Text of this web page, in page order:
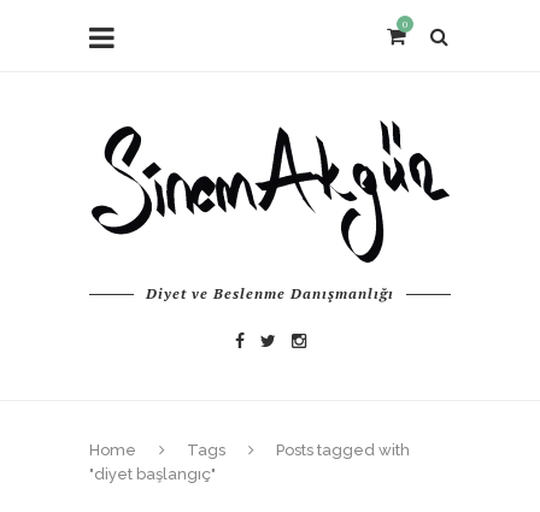
0
Diyet ve Beslenme Danışmanlığı
Home Tags
Posts tagged with
"diyet başlangıç"